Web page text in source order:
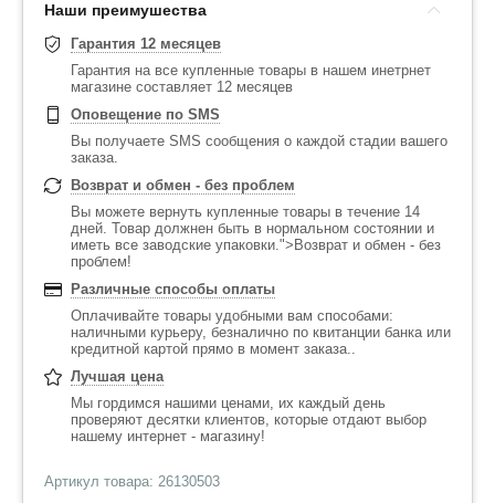
Наши преимушества
Гарантия 12 месяцев
Гарантия на все купленные товары в нашем инетрнет
магазине составляет 12 месяцев
Оповещение по SMS
Вы получаете SMS сообщения о каждой стадии вашего
заказа.
Возврат и обмен - без проблем
Вы можете вернуть купленные товары в течение 14
дней. Товар должнен быть в нормальном состоянии и
иметь все заводские упаковки.">Возврат и обмен - без
проблем!
Различные способы оплаты
Оплачивайте товары удобными вам способами:
наличными курьеру, безналично по квитанции банка или
кредитной картой прямо в момент заказа..
Лучшая цена
Мы гордимся нашими ценами, их каждый день
проверяют десятки клиентов, которые отдают выбор
нашему интернет - магазину!
Артикул товара: 26130503